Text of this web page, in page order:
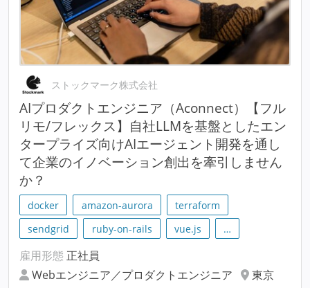
ストックマーク株式会社
AIプロダクトエンジニア（Aconnect）【フル
リモ/フレックス】自社LLMを基盤としたエン
タープライズ向けAIエージェント開発を通し
て企業のイノベーション創出を牽引しません
か？
docker amazon-aurora
terraform
sendgrid
ruby-on-rails vue.js …
雇用形態 正社員
Webエンジニア／プロダクトエンジニア
東京